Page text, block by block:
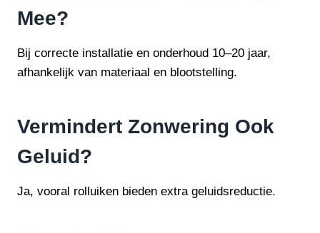
Mee?
Bij correcte installatie en onderhoud 10–20 jaar,
afhankelijk van materiaal en blootstelling.
Vermindert Zonwering Ook
Geluid?
Ja, vooral rolluiken bieden extra geluidsreductie.